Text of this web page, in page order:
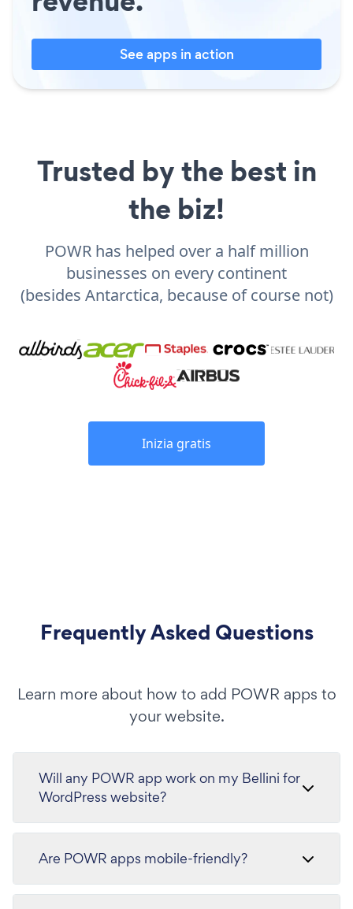
See apps in action
Trusted by the best in
the biz!
POWR has helped over a half million
businesses on every continent
(besides Antarctica, because of course not)
Inizia gratis
Frequently Asked Questions
Learn more about how to add POWR apps to
your website.
Will any POWR app work on my Bellini for
WordPress website?
Are POWR apps mobile-friendly?